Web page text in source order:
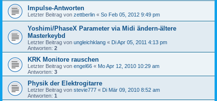
Impulse-Antworten
Letzter Beitrag von zettberlin « So Feb 05, 2012 9:49 pm
Yoshimi/PhaseX Parameter via Midi ändern-ältere
Masterkeybd
Letzter Beitrag von ungleichklang « Di Apr 05, 2011 4:13 pm
Antworten: 2
KRK Monitore rauschen
Letzter Beitrag von engel66 « Mo Apr 12, 2010 10:29 am
Antworten: 3
Physik der Elektrogitarre
Letzter Beitrag von stevie777 « Di Mär 09, 2010 8:52 am
Antworten: 1